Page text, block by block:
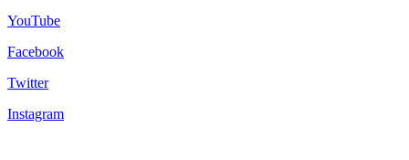
YouTube
Facebook
Twitter
Instagram